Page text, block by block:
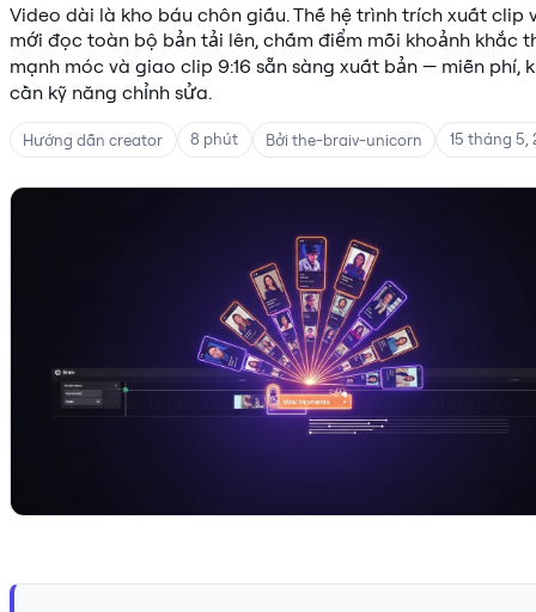
Video dài là kho báu chôn giấu. Thế hệ trình trích xuất clip
mới đọc toàn bộ bản tải lên, chấm điểm mỗi khoảnh khắc
mạnh móc và giao clip 9:16 sẵn sàng xuất bản — miễn phí,
cần kỹ năng chỉnh sửa.
Hướng dẫn creator 8 phút Bởi the-braiv-unicorn 15 tháng 5,